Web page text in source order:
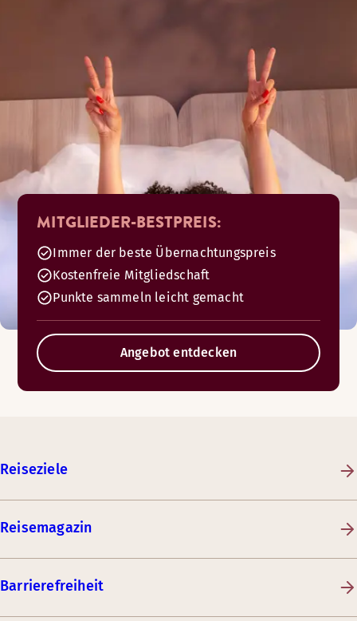
MITGLIEDER-BESTPREIS:
Immer der beste Übernachtungspreis
Kostenfreie Mitgliedschaft
Punkte sammeln leicht gemacht
Angebot entdecken
Reiseziele
Reisemagazin
Barrierefreiheit